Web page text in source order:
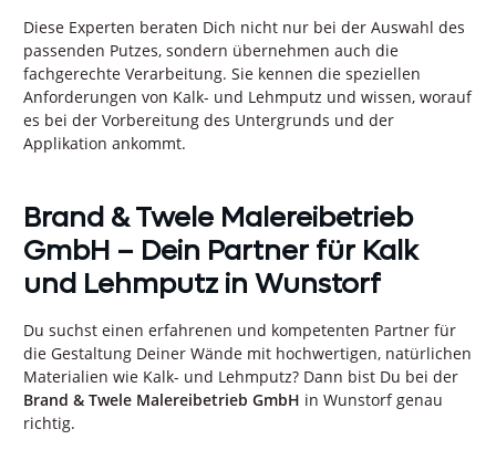
Diese Experten beraten Dich nicht nur bei der Auswahl des
passenden Putzes, sondern übernehmen auch die
fachgerechte Verarbeitung. Sie kennen die speziellen
Anforderungen von Kalk- und Lehmputz und wissen, worauf
es bei der Vorbereitung des Untergrunds und der
Applikation ankommt.
Brand & Twele Malereibetrieb
GmbH – Dein Partner für Kalk
und Lehmputz in Wunstorf
Du suchst einen erfahrenen und kompetenten Partner für
die Gestaltung Deiner Wände mit hochwertigen, natürlichen
Materialien wie Kalk- und Lehmputz? Dann bist Du bei der
Brand & Twele Malereibetrieb GmbH in Wunstorf genau
richtig.